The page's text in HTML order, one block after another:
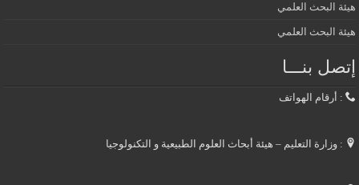
هيئة البحث العلمي
هيئة البحث العلمي
إتصل بنـــا
: أرقام الهواتف
: وزارة التعليم – هيئة أبحاث العلوم الطبيعية و التكنولوجيا